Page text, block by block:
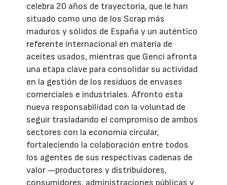
celebra 20 años de trayectoria, que le han
situado como uno de los Scrap más
maduros y sólidos de España y un auténtico
referente internacional en materia de
aceites usados, mientras que Genci afronta
una etapa clave para consolidar su actividad
en la gestión de los residuos de envases
comerciales e industriales. Afronto esta
nueva responsabilidad con la voluntad de
seguir trasladando el compromiso de ambos
sectores con la economía circular,
fortaleciendo la colaboración entre todos
los agentes de sus respectivas cadenas de
valor —productores y distribuidores,
consumidores, administraciones públicas y